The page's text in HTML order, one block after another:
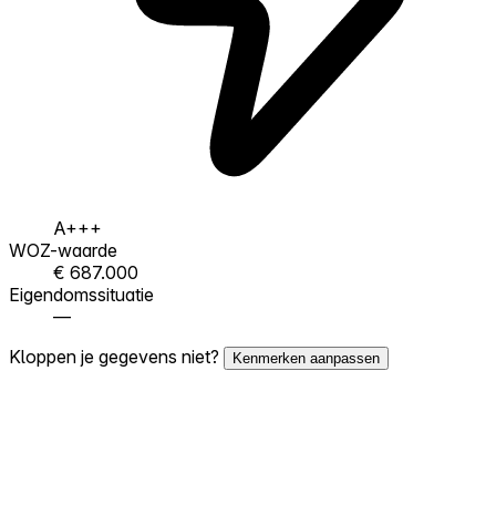
A+++
WOZ-waarde
€ 687.000
Eigendomssituatie
—
Kloppen je gegevens niet?
Kenmerken aanpassen